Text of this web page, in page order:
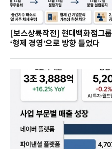
[보스상륙작전] 현대백화점그룹
‘형제 경영’으로 방향 틀었다